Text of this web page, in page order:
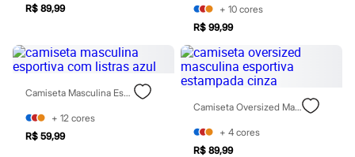
Casacos e Jaquetas
Acessórios
Bolsas e Mochilas
Chapéus e Bonés
Cintos
Óculos
Relógios
R$ 89,99 + 10 cores
R$ 99,99
Camiseta Masculina Esportiva Com Listras Azul
+ 12 cores
R$ 59,99
Camiseta Oversized Masculina Esportiva Estampada Cinza
+ 4 cores
R$ 89,99